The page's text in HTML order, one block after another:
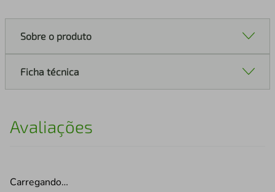
Sobre o produto
Ficha técnica
Avaliações
Carregando…